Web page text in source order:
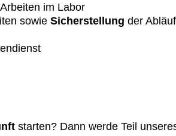
im Labor
sowie Sicherstellung der
starten? Dann werde Teil